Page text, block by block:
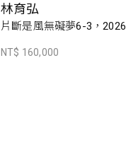
林育弘
片斷是風無礙夢6-3，2026
NT$ 160,000